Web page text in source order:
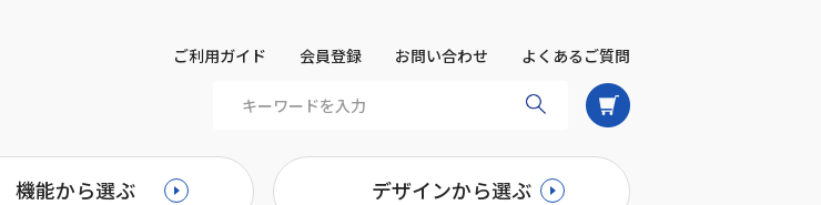
ご利用ガイド 会員登録 お問い合わせ よくあるご質問
機能から選ぶ デザインから選ぶ